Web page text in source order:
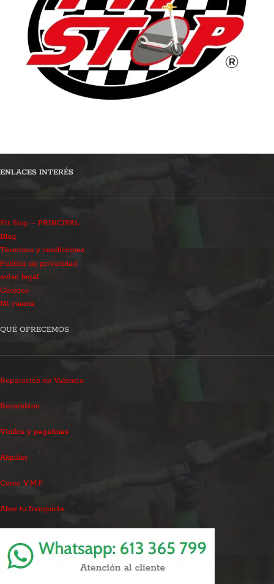
ENLACES INTERÉS
Pit Stop – PRINCIPAL
Blog
Términos y condiciones
Política de privacidad
aviso legal
Cookies
Mi cuenta
QUÉ OFRECEMOS
Reparación en Valencia
Recambios
Vinilos y pegatinas
Alquiler
Curso V.M.P.
Abre tu franquicia